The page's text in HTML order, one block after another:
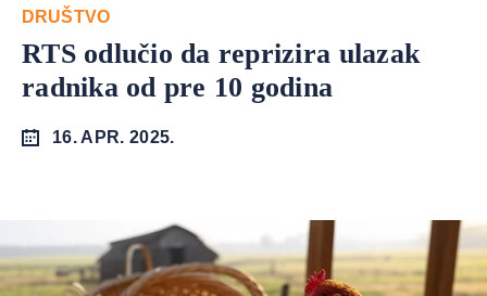
DRUŠTVO
RTS odlučio da reprizira ulazak
radnika od pre 10 godina
16. APR. 2025.